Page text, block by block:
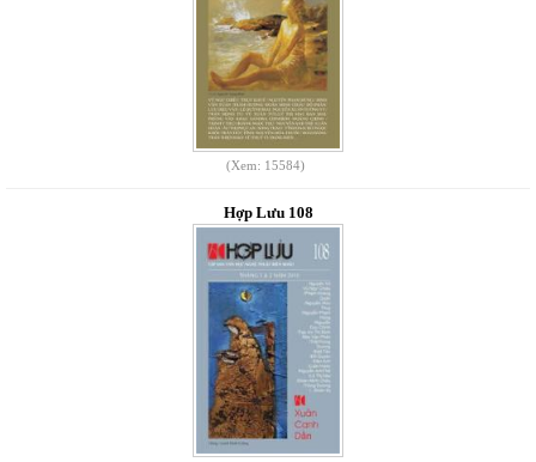
(Xem: 15584)
Hợp Lưu 108